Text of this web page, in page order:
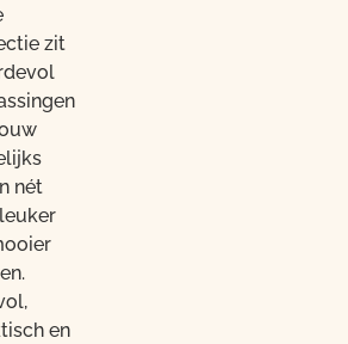
zit
nét
en